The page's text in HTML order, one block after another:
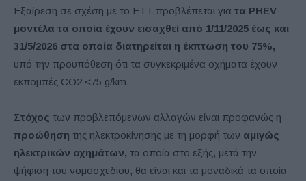
Εξαίρεση σε σχέση με το ΕΤΤ προβλέπεται για τα PHEV
μοντέλα τα οποία έχουν εισαχθεί από 1/11/2025 έως και
31/5/2026 στα οποία διατηρείται η έκπτωση του 75%,
υπό την προϋπόθεση ότι τα συγκεκριμένα οχήματα έχουν
εκπομπές CO2 <75 g/km.
Στόχος των προβλεπόμενων αλλαγών είναι προφανώς η
προώθηση της ηλεκτροκίνησης με τη μορφή των αμιγώς
ηλεκτρικών οχημάτων, τα οποία στο εξής, μετά την
ψήφιση του νομοσχεδίου, θα είναι και τα μοναδικά τα οποία